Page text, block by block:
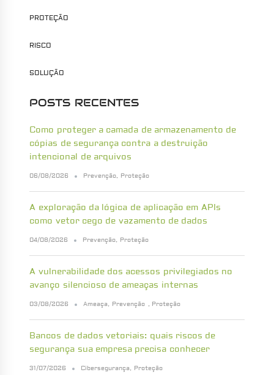
PROTEÇÃO
RISCO
SOLUÇÃO
POSTS RECENTES
Como proteger a camada de armazenamento de
cópias de segurança contra a destruição
intencional de arquivos
06/08/2026 Prevenção, Proteção
A exploração da lógica de aplicação em APIs
como vetor cego de vazamento de dados
04/08/2026 Prevenção, Proteção
A vulnerabilidade dos acessos privilegiados no
avanço silencioso de ameaças internas
03/08/2026 Ameaça, Prevenção , Proteção
Bancos de dados vetoriais: quais riscos de
segurança sua empresa precisa conhecer
31/07/2026 Cibersegurança, Proteção